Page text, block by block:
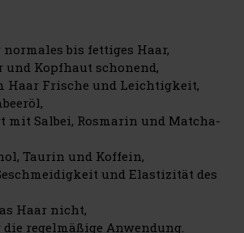
bis fettiges Haar,
Kopfhaut schonend,
Haar Frische und Leichtigkeit,
mit Salbei, Rosmarin und Matcha-
Taurin und Koffein,
und Elastizität des
Haar nicht,
regelmäßige Anwendung.